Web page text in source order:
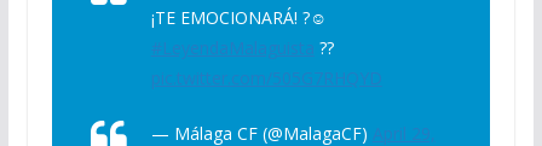
¡TE EMOCIONARÁ! ?☺
#LeyendaMalaguista ??
pic.twitter.com/505G7RHQYD
— Málaga CF (@MalagaCF) April 29,